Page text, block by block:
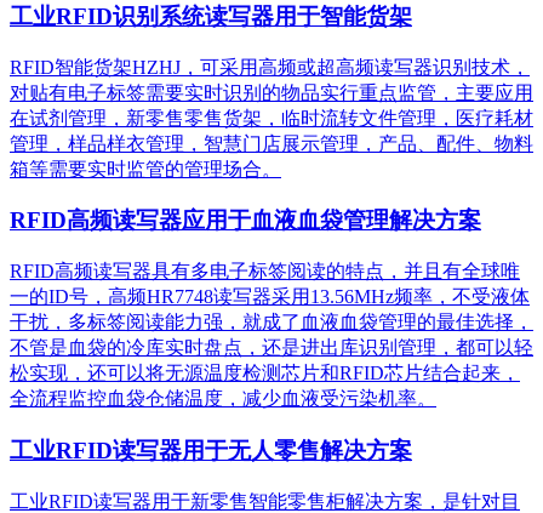
工业RFID识别系统读写器用于智能货架
RFID智能货架HZHJ，可采用高频或超高频读写器识别技术，
对贴有电子标签需要实时识别的物品实行重点监管，主要应用
在试剂管理，新零售零售货架，临时流转文件管理，医疗耗材
管理，样品样衣管理，智慧门店展示管理，产品、配件、物料
箱等需要实时监管的管理场合。
RFID高频读写器应用于血液血袋管理解决方案
RFID高频读写器具有多电子标签阅读的特点，并且有全球唯
一的ID号，高频HR7748读写器采用13.56MHz频率，不受液体
干扰，多标签阅读能力强，就成了血液血袋管理的最佳选择，
不管是血袋的冷库实时盘点，还是进出库识别管理，都可以轻
松实现，还可以将无源温度检测芯片和RFID芯片结合起来，
全流程监控血袋仓储温度，减少血液受污染机率。
工业RFID读写器用于无人零售解决方案
工业RFID读写器用于新零售智能零售柜解决方案，是针对目